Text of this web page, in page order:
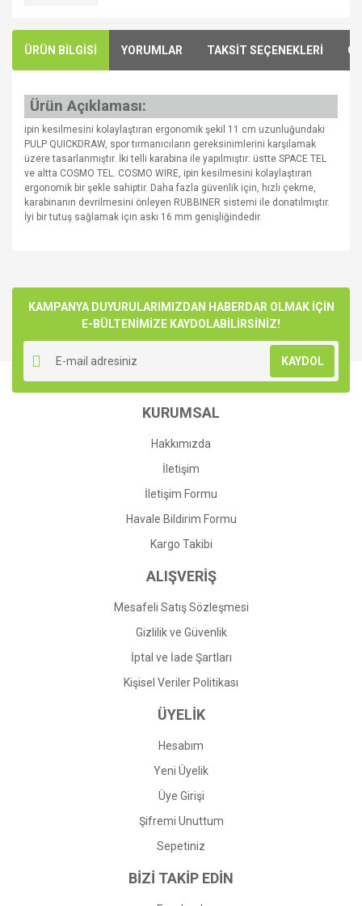
ÜRÜN BİLGİSİ YORUMLAR TAKSİT SEÇENEKLERİ
Ürün Açıklaması:
ipin kesilmesini kolaylaştıran ergonomik şekil 11 cm uzunluğundaki
PULP QUICKDRAW, spor tırmanıcıların gereksinimlerini karşılamak
üzere tasarlanmıştır. İki telli karabina ile yapılmıştır: üstte SPACE TEL
ve altta COSMO TEL. COSMO WIRE, ipin kesilmesini kolaylaştıran
ergonomik bir şekle sahiptir. Daha fazla güvenlik için, hızlı çekme,
karabinanın devrilmesini önleyen RUBBINER sistemi ile donatılmıştır.
İyi bir tutuş sağlamak için askı 16 mm genişliğindedir.
Yorum Yaz
kullanarak tarafımıza iletebilirsiniz.
Görüş ve önerileriniz için teşekkür ederiz.
Ürün resmi kalitesiz, bozuk veya görüntülenemiyor.
Ürün açıklamasında eksik bilgiler bulunuyor.
Ürün bilgilerinde hatalar bulunuyor.
Ürün fiyatı diğer sitelerden daha pahalı.
Gönder
KAMPANYA DUYURULARIMIZDAN HABERDAR OLMAK İÇİN
E-BÜLTENİMİZE KAYDOLABİLİRSİNİZ!
KAYDOL
KURUMSAL
Hakkımızda
İletişim
İletişim Formu
Havale Bildirim Formu
Kargo Takibi
ALIŞVERİŞ
Mesafeli Satış Sözleşmesi
Gizlilik ve Güvenlik
İptal ve İade Şartları
Kişisel Veriler Politikası
ÜYELİK
Hesabım
Yeni Üyelik
Üye Girişi
Şifremi Unuttum
Sepetiniz
BİZİ TAKİP EDİN